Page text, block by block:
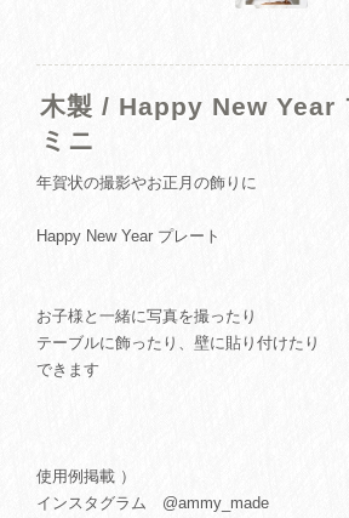
木製 / Happy New
ミニ
年賀状の撮影やお正月の飾りに
Happy New Year プレート
お子様と一緒に写真を撮ったり
テーブルに飾ったり、壁に貼り付けたり
できます
使用例掲載 ）
インスタグラム @ammy_made